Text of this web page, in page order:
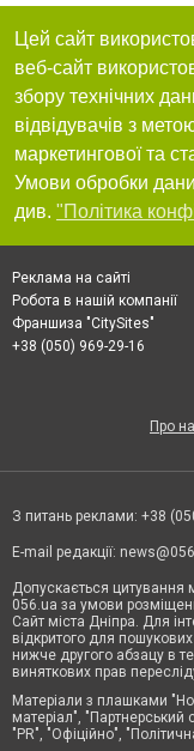
Цей сайт
веб-сайт
збору технічних
відвідувачів з
маркетингової та
Умови обробки
див. "Політика
Реклама на сайті
Робота в нашій компанії
Франшиза "CitySites"
+38 (050) 969-29-16
Про
З питань реклами: +38
E-mail редакції:
Допускається цитування
056.ua за умови
Сайт міста Дніпра. Для
відкритого для
нижче другого абзацу в
виняткових прав
Матеріали з плашками
матеріал", "Партнерський
"PR", "Офіційно",